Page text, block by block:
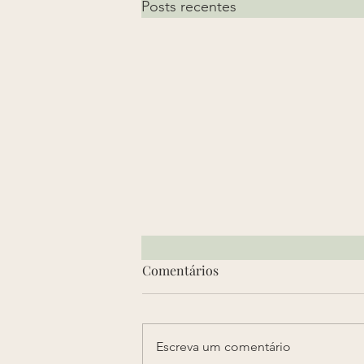
Posts recentes
Comentários
Escreva um comentário